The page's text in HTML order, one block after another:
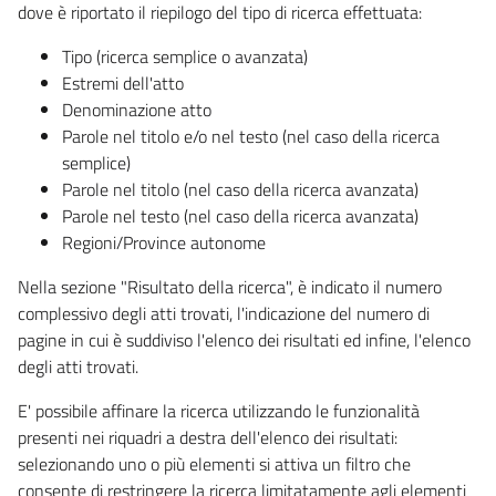
dove è riportato il riepilogo del tipo di ricerca effettuata:
Tipo (ricerca semplice o avanzata)
Estremi dell'atto
Denominazione atto
Parole nel titolo e/o nel testo (nel caso della ricerca
semplice)
Parole nel titolo (nel caso della ricerca avanzata)
Parole nel testo (nel caso della ricerca avanzata)
Regioni/Province autonome
Nella sezione "Risultato della ricerca", è indicato il numero
complessivo degli atti trovati, l'indicazione del numero di
pagine in cui è suddiviso l'elenco dei risultati ed infine, l'elenco
degli atti trovati.
E' possibile affinare la ricerca utilizzando le funzionalità
presenti nei riquadri a destra dell'elenco dei risultati:
selezionando uno o più elementi si attiva un filtro che
consente di restringere la ricerca limitatamente agli elementi